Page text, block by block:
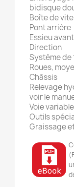
bidisque
Boîte de
Pont arrière
Essieu avant
Direction
Système
Roues,
Châssis
Relevage
voir le
Voie variable
Outils
Graissage